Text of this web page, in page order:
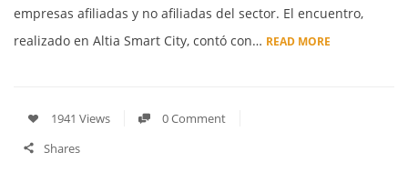
empresas afiliadas y no afiliadas del sector. El encuentro,
realizado en Altia Smart City, contó con… READ MORE
1941 Views
0 Comment
Shares